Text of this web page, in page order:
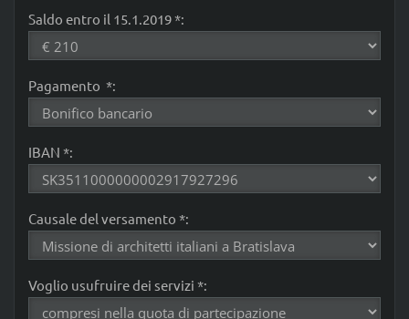
Saldo entro il 15.1.2019 *:
Pagamento *:
IBAN *:
Causale del versamento *:
Voglio usufruire dei servizi *: